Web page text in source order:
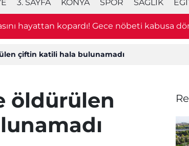
3. SAYFA KONYA SPOR SAĞLIK
hayattan kopardı! Gece nöbeti kabusa
çiftin katili hala bulunamadı
öldürülen